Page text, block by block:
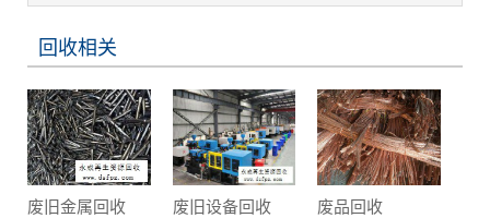
回收相关
废旧金属回收 废旧设备回收 废品回收